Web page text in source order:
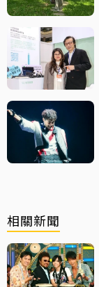
相關新聞